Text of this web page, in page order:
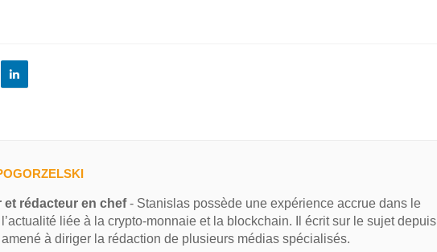
et rédacteur en chef- Stanislas possède une expérience accrue dans le
liée à la crypto-monnaie et la blockchain. Il écrit sur le sujet depuis
à diriger la rédaction de plusieurs médias spécialisés.